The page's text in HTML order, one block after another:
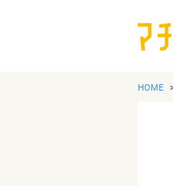
HOME